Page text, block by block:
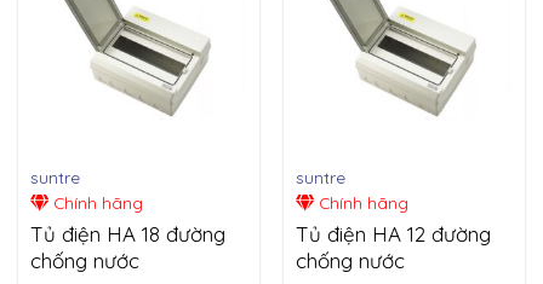
suntre
Chính hãng
Tủ điện HA 18 đường
chống nước
suntre
Chính hãng
Tủ điện HA 12 đường
chống nước